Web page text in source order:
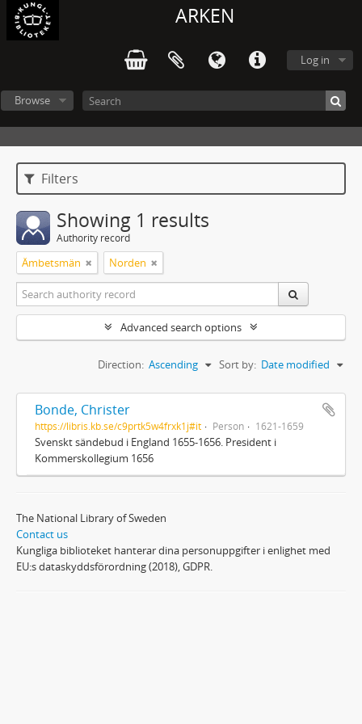
ARKEN
Log in
Browse
Filters
Showing 1 results
Authority record
Ämbetsmän Norden
Advanced search options
Sort by: Date modified
Direction: Ascending
Bonde, Christer
https://libris.kb.se/c9prtk5w4frxk1j#it Person 1621-1659
Svenskt sändebud i England 1655-1656. President i
Kommerskollegium 1656
The National Library of Sweden
Contact us
Kungliga biblioteket hanterar dina personuppgifter i enlighet med
EU:s dataskyddsförordning (2018), GDPR.